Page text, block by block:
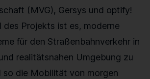
(MVG), Gersys und optify!
des Projekts ist es, moderne
für den Straßenbahnverkehr in
realitätsnahen Umgebung zu
so die Mobilität von morgen